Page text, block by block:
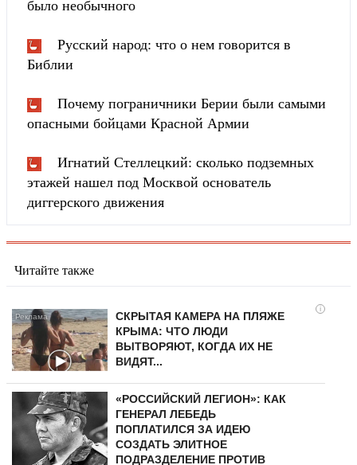
было необычного
Русский народ: что о нем говорится в
Библии
Почему пограничники Берии были самыми
опасными бойцами Красной Армии
Игнатий Стеллецкий: сколько подземных
этажей нашел под Москвой основатель
диггерского движения
Читайте также
i
СКРЫТАЯ КАМЕРА НА ПЛЯЖЕ
КРЫМА: ЧТО ЛЮДИ
ВЫТВОРЯЮТ, КОГДА ИХ НЕ
ВИДЯТ...
«РОССИЙСКИЙ ЛЕГИОН»: КАК
ГЕНЕРАЛ ЛЕБЕДЬ
ПОПЛАТИЛСЯ ЗА ИДЕЮ
СОЗДАТЬ ЭЛИТНОЕ
ПОДРАЗДЕЛЕНИЕ ПРОТИВ